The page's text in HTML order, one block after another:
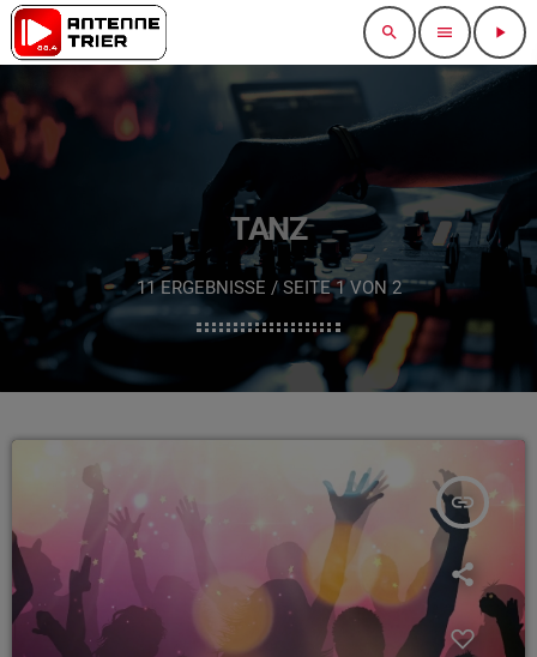
search menu play_arrow
TANZ
11 ERGEBNISSE / SEITE 1 VON 2
insert_link